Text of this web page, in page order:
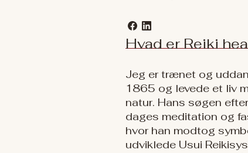
Hvad er Reiki
Jeg er trænet og
1865 og levede et liv
natur. Hans søgen
dages meditation og
hvor han modtog
udviklede Usui